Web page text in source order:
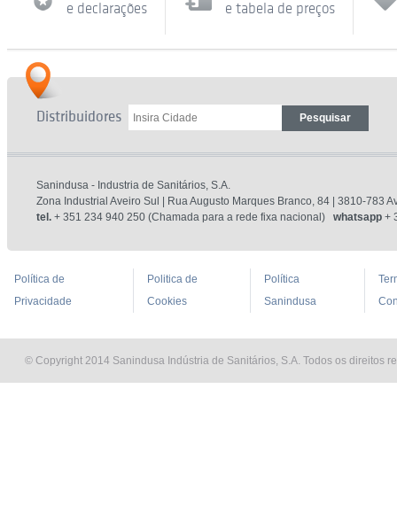
e declarações e tabela de preços
Distribuidores
Sanindusa - Industria de Sanitários, S.A.
Zona Industrial Aveiro Sul | Rua Augusto Marques Branco, 84 | 3810-783
tel. + 351 234 940 250 (Chamada para a rede fixa nacional) whatsapp +
Política de
Privacidade
Politica de
Cookies
Política
Sanindusa
© Copyright 2014 Sanindusa Indústria de Sanitários, S.A. Todos os direitos